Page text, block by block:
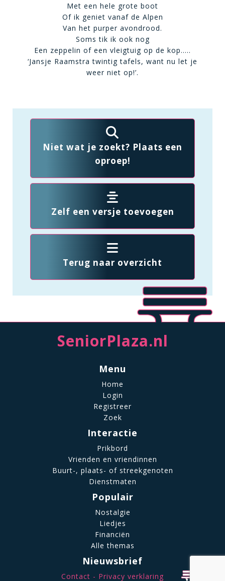
Met een hele grote boot
Of ik geniet vanaf de Alpen
Van het purper avondrood.
Soms tik ik ook nog
Een zeppelin of een vleigtuig op de kop…..
‘Jansje Raamstra twintig tafels, want nu let je
weer niet op!’.
Niet wat je zoekt? Plaats een
oproep!
Zelf een versje toevoegen
Terug naar overzicht
SeniorPlaza.nl
Menu
Home
Login
Registreer
Zoek
Interactie
Prikbord
Vrienden en vriendinnen
Buurt-, plaats- of streekgenoten
Dienstmaten
Populair
Nostalgie
Liedjes
Financiën
Alle themas
Nieuwsbrief
Contact Privacy verklaring